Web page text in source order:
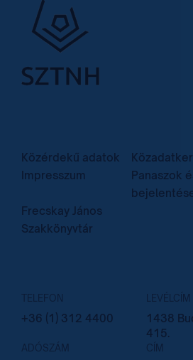
Közérdekű adatok
Impresszum
Panaszok
Frecskay János
Szakkönyvtár
TELEFON
+36 (1) 312 4400
LEVÉLCÍM
1438
415.
ADÓSZÁM CÍM